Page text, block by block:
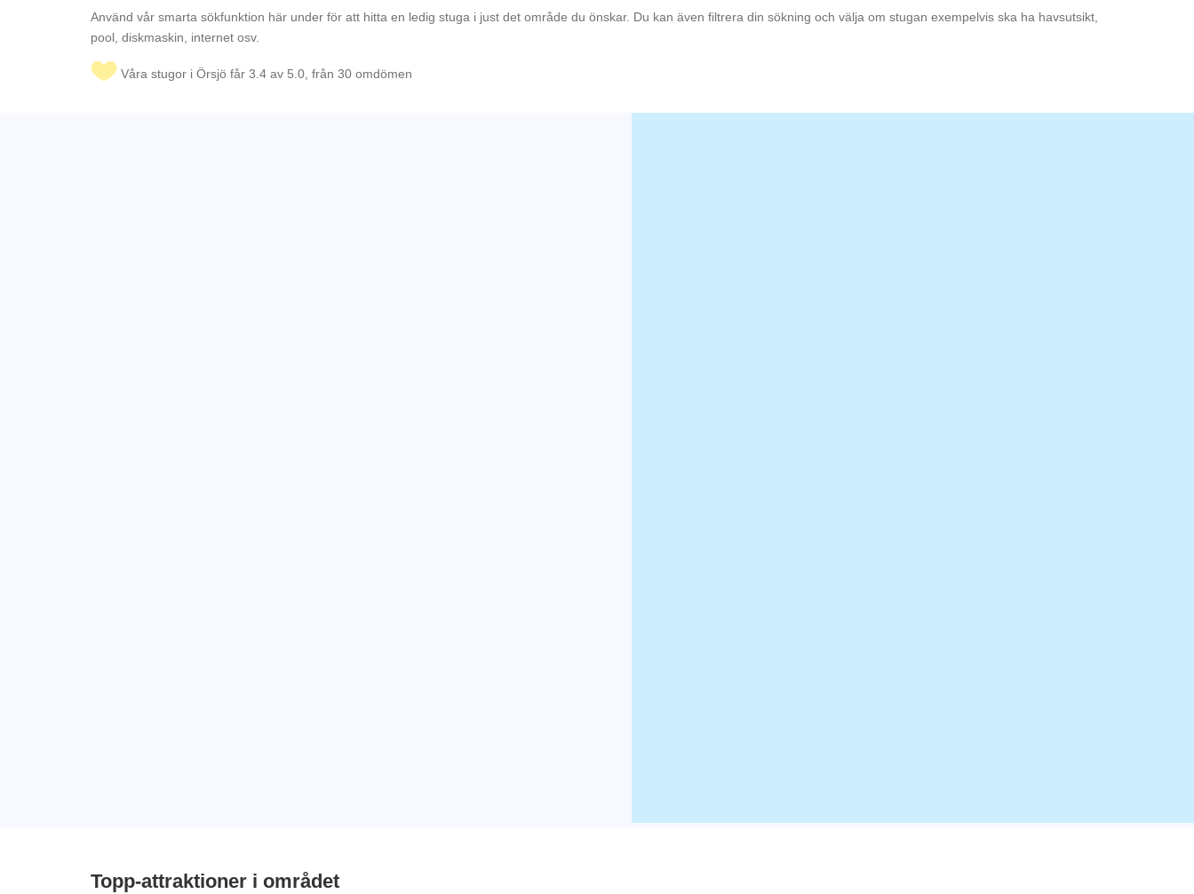
Använd vår smarta sökfunktion här under för att hitta en ledig stuga i just det område du önskar. Du kan även filtrera din sökning och välja om stugan exempelvis ska ha havsutsikt,
pool, diskmaskin, internet osv.
Våra stugor i Örsjö får 3.4 av 5.0, från 30 omdömen
Topp-attraktioner i området